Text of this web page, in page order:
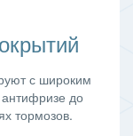
с широким
антифризе до
тормозов.